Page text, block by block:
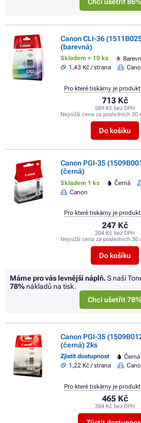
Canon CLI-36
(barevná)
Skladem > 10 ks
1,43 Kč / strana
713 Kč
589 Kč bez DPH
Nejnižší cena za posledních 30
Do košíku
Pro které tiskárny je
Canon PGI-35
(černá)
Skladem 1 ks Černá
Canon
247 Kč
204 Kč bez DPH
Nejnižší cena za posledních 30
Do košíku
Pro které tiskárny je
Máme pro vás levnější náplň.S naší
78% nákladů na tisk.
Chci ušetřit
Canon PGI-35
(černá) 2ks
Zjistit dostupnost Černá
1,22 Kč / strana
465 Kč
384 Kč bez DPH
Pro které tiskárny je